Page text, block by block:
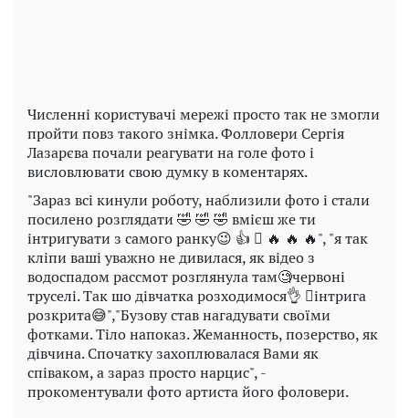
Численні користувачі мережі просто так не змогли
пройти повз такого знімка. Фолловери Сергія
Лазарєва почали реагувати на голе фото і
висловлювати свою думку в коментарях.
"Зараз всі кинули роботу, наблизили фото і стали
посилено розглядати 🤣 🤣 🤣 вмієш же ти
інтригувати з самого ранку😉 👍 🏻 🔥 🔥 🔥", "я так
кліпи ваші уважно не дивилася, як відео з
водоспадом рассмот розглянула там🧐червоні
труселі. Так шо дівчатка розходимося👌 🏻інтрига
розкрита😅","Бузову став нагадувати своїми
фотками. Тіло напоказ. Жеманность, позерство, як
дівчина. Спочатку захоплювалася Вами як
співаком, а зараз просто нарцис", -
прокоментували фото артиста його фоловери.